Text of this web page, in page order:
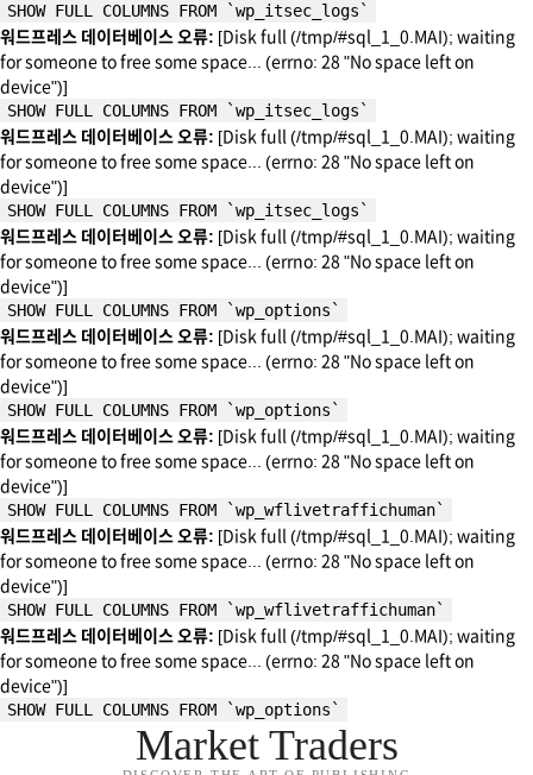
SHOW FULL COLUMNS FROM `wp_itsec_logs`
워드프레스 데이터베이스 오류: [Disk full (/tmp/#sql_1_0.MAI); waiting
for someone to free some space... (errno: 28 "No space left on
device")]
SHOW FULL COLUMNS FROM `wp_itsec_logs`
워드프레스 데이터베이스 오류: [Disk full (/tmp/#sql_1_0.MAI); waiting
for someone to free some space... (errno: 28 "No space left on
device")]
SHOW FULL COLUMNS FROM `wp_itsec_logs`
워드프레스 데이터베이스 오류: [Disk full (/tmp/#sql_1_0.MAI); waiting
for someone to free some space... (errno: 28 "No space left on
device")]
SHOW FULL COLUMNS FROM `wp_options`
워드프레스 데이터베이스 오류: [Disk full (/tmp/#sql_1_0.MAI); waiting
for someone to free some space... (errno: 28 "No space left on
device")]
SHOW FULL COLUMNS FROM `wp_options`
워드프레스 데이터베이스 오류: [Disk full (/tmp/#sql_1_0.MAI); waiting
for someone to free some space... (errno: 28 "No space left on
device")]
SHOW FULL COLUMNS FROM `wp_wflivetraffichuman`
워드프레스 데이터베이스 오류: [Disk full (/tmp/#sql_1_0.MAI); waiting
for someone to free some space... (errno: 28 "No space left on
device")]
SHOW FULL COLUMNS FROM `wp_wflivetraffichuman`
워드프레스 데이터베이스 오류: [Disk full (/tmp/#sql_1_0.MAI); waiting
for someone to free some space... (errno: 28 "No space left on
device")]
SHOW FULL COLUMNS FROM `wp_options`
Market Traders